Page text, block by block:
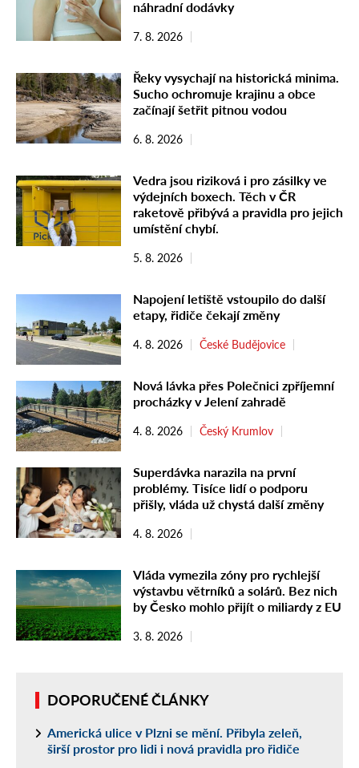
náhradní dodávky
7. 8. 2026
Řeky vysychají na historická minima.
Sucho ochromuje krajinu a obce
začínají šetřit pitnou vodou
6. 8. 2026
Vedra jsou riziková i pro zásilky ve
výdejních boxech. Těch v ČR
raketově přibývá a pravidla pro jejich
umístění chybí.
5. 8. 2026
Napojení letiště vstoupilo do další
etapy, řidiče čekají změny
4. 8. 2026 České Budějovice
Nová lávka přes Polečnici zpříjemní
procházky v Jelení zahradě
4. 8. 2026 Český Krumlov
Superdávka narazila na první
problémy. Tisíce lidí o podporu
přišly, vláda už chystá další změny
4. 8. 2026
Vláda vymezila zóny pro rychlejší
výstavbu větrníků a solárů. Bez nich
by Česko mohlo přijít o miliardy z EU
3. 8. 2026
DOPORUČENÉ ČLÁNKY
Americká ulice v Plzni se mění. Přibyla zeleň,
širší prostor pro lidi i nová pravidla pro řidiče